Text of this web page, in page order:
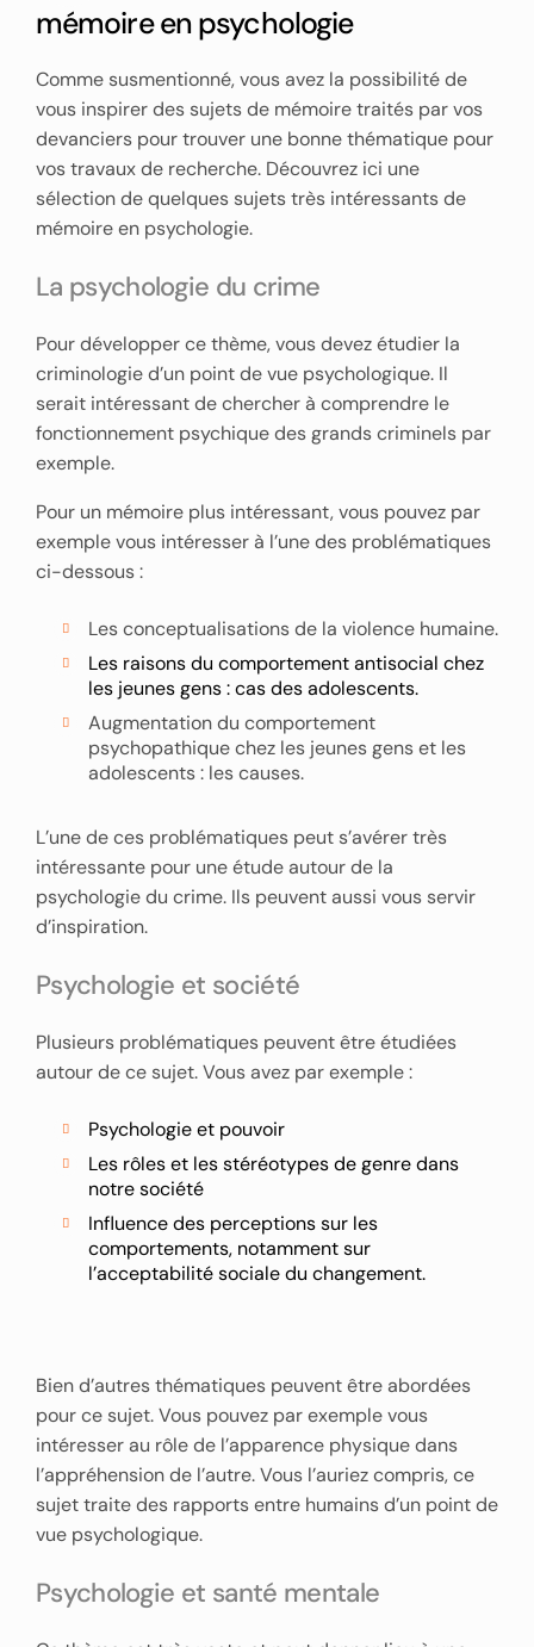
mémoire en psychologie
Comme susmentionné, vous avez la possibilité de
vous inspirer des sujets de mémoire traités par vos
devanciers pour trouver une bonne thématique pour
vos travaux de recherche. Découvrez ici une
sélection de quelques sujets très intéressants de
mémoire en psychologie.
La psychologie du crime
Pour développer ce thème, vous devez étudier la
criminologie d’un point de vue psychologique. Il
serait intéressant de chercher à comprendre le
fonctionnement psychique des grands criminels par
exemple.
Pour un mémoire plus intéressant, vous pouvez par
exemple vous intéresser à l’une des problématiques
ci-dessous :
Les conceptualisations de la violence humaine.
Les raisons du comportement antisocial chez
les jeunes gens : cas des adolescents.
Augmentation du comportement
psychopathique chez les jeunes gens et les
adolescents : les causes.
L’une de ces problématiques peut s’avérer très
intéressante pour une étude autour de la
psychologie du crime. Ils peuvent aussi vous servir
d’inspiration.
Psychologie et société
Plusieurs problématiques peuvent être étudiées
autour de ce sujet. Vous avez par exemple :
Psychologie et pouvoir
Les rôles et les stéréotypes de genre dans
notre société
Influence des perceptions sur les
comportements, notamment sur
l’acceptabilité sociale du changement.
Bien d’autres thématiques peuvent être abordées
pour ce sujet. Vous pouvez par exemple vous
intéresser au rôle de l’apparence physique dans
l’appréhension de l’autre. Vous l’auriez compris, ce
sujet traite des rapports entre humains d’un point de
vue psychologique.
Psychologie et santé mentale